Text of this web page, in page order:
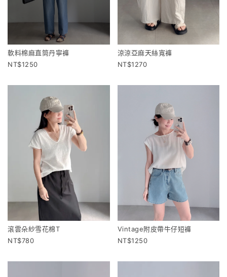
軟料棉麻直筒丹寧褲
1250
涼涼亞麻天絲寬褲
1270
滾雲朵紗雪花棉T
780
Vintage附皮帶牛仔短褲
1250